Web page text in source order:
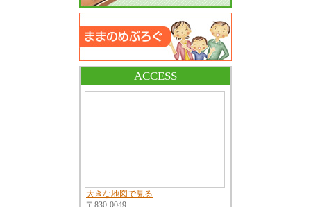
ACCESS
大きな地図で見る
〒830-0049